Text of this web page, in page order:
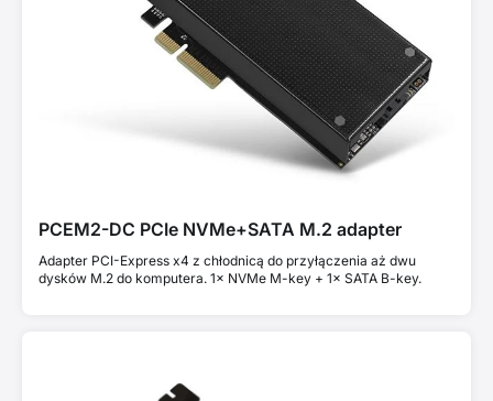
PCEM2-DC PCIe NVMe+SATA M.2 adapter
Adapter PCI-Express x4 z chłodnicą do przyłączenia aż dwu
dysków M.2 do komputera. 1× NVMe M-key + 1× SATA B-key.